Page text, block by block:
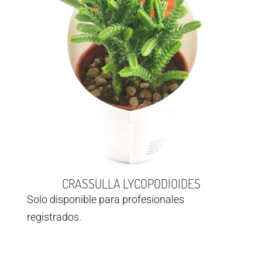
CRASSULLA LYCOPODIOIDES
Solo disponible para profesionales
registrados.